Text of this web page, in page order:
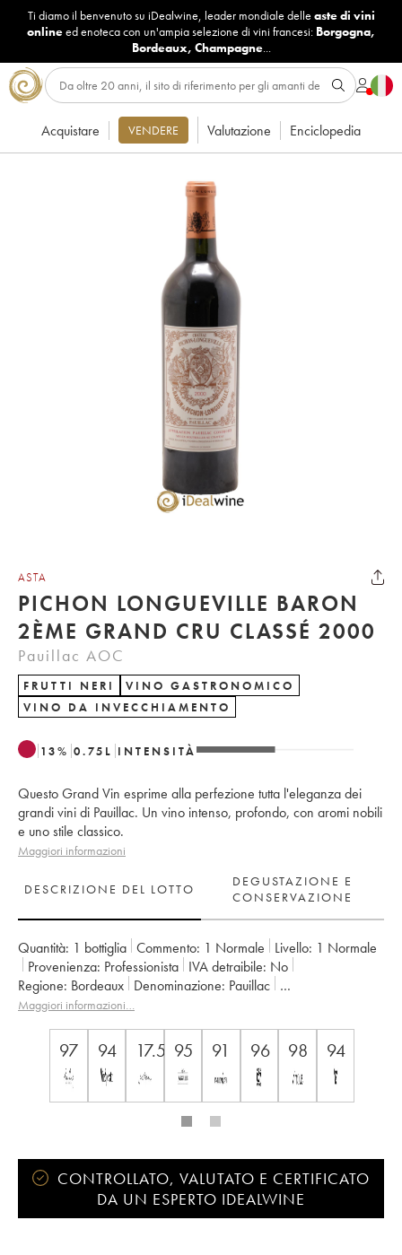
Ti diamo il benvenuto su iDealwine, leader mondiale delle aste di vini
onlineed enoteca con un'ampia selezione di vini francesi: Borgogna,
Bordeaux, Champagne...
Acquistare VENDERE Valutazione Enciclopedia
ASTA
PICHON LONGUEVILLE BARON
2ÈME GRAND CRU CLASSÉ 2000
Pauillac AOC
FRUTTI NERI
VINO GASTRONOMICO
VINO DA INVECCHIAMENTO
13% 0.75 L INTENSITÀ
Questo Grand Vin esprime alla perfezione tutta l'eleganza dei
grandi vini di Pauillac. Un vino intenso, profondo, con aromi nobili
e uno stile classico.
Maggiori informazioni
DESCRIZIONE DEL LOTTO
DEGUSTAZIONE E
CONSERVAZIONE
Quantità: 1 bottiglia Commento: 1 Normale Livello: 1 Normale
Provenienza:
professionista IVA detraibile:
no
Regione:
Bordeaux Denominazione: Pauillac
Classificazione:
2ème Grand Cru Classé
Maggiori informazioni…
97 94 17.5 95 91 96 98 94
CONTROLLATO, VALUTATO E CERTIFICATO
DA UN ESPERTO IDEALWINE